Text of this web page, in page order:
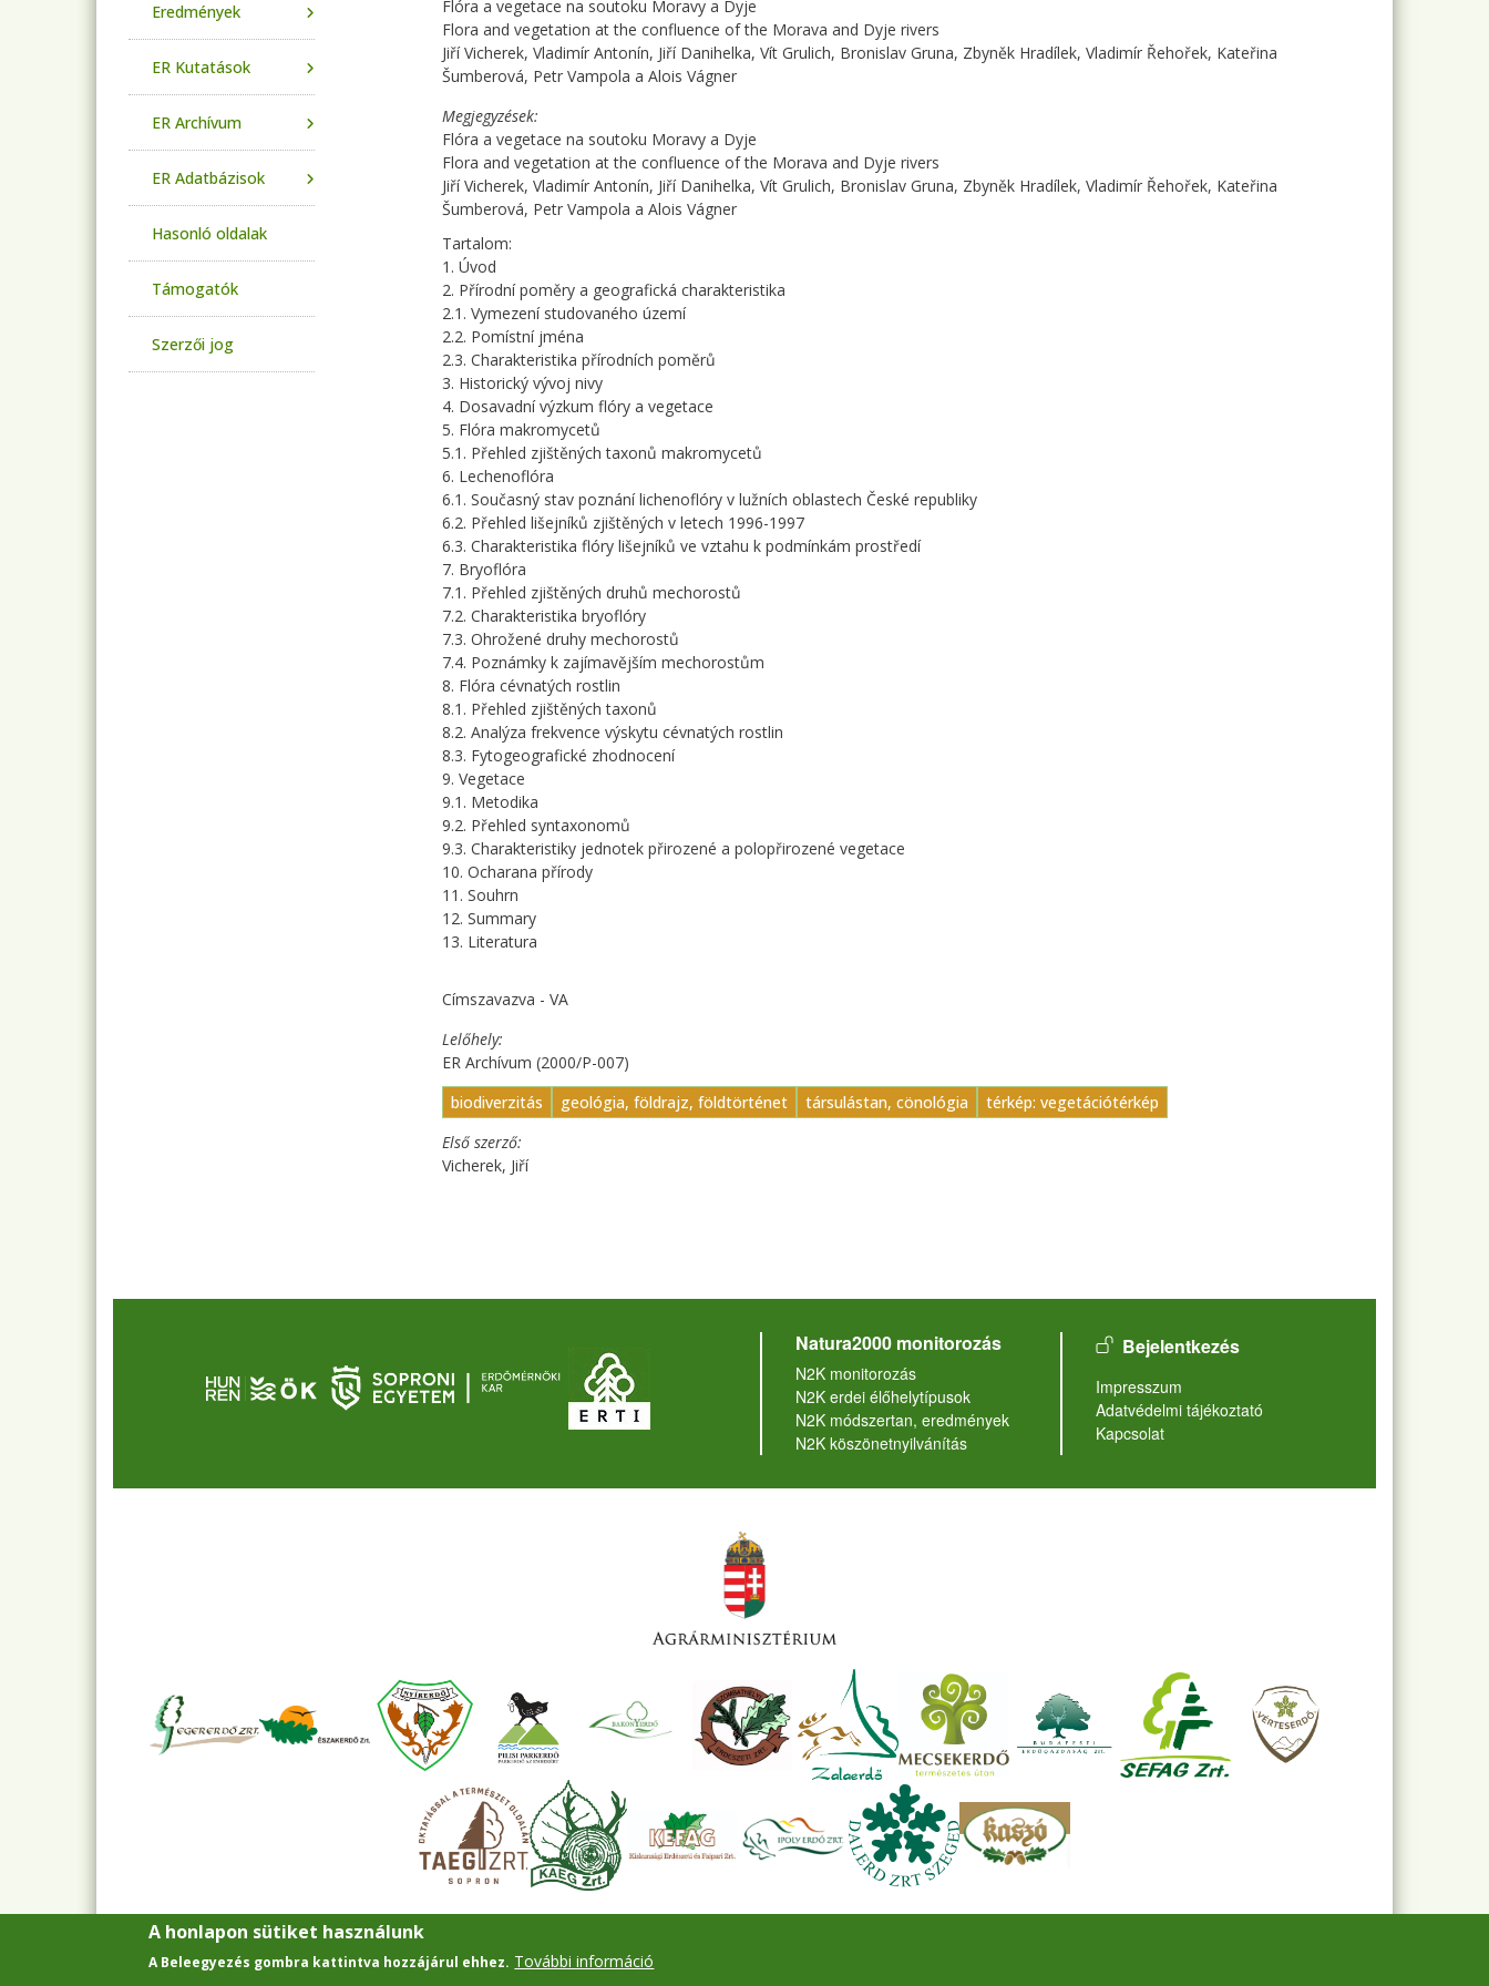
Flóra a vegetace na soutoku Moravy a Dyje
Flora and vegetation at the confluence of the Morava and Dyje rivers
Jiří Vicherek, Vladimír Antonín, Jiří Danihelka, Vít Grulich, Bronislav Gruna, Zbyněk Hradílek, Vladimír Řehořek, Kateřina
Šumberová, Petr Vampola a Alois Vágner
Megjegyzések
Flóra a vegetace na soutoku Moravy a Dyje
Flora and vegetation at the confluence of the Morava and Dyje rivers
Jiří Vicherek, Vladimír Antonín, Jiří Danihelka, Vít Grulich, Bronislav Gruna, Zbyněk Hradílek, Vladimír Řehořek, Kateřina
Šumberová, Petr Vampola a Alois Vágner
Tartalom:
1. Úvod
2. Přírodní poměry a geografická charakteristika
2.1. Vymezení studovaného území
2.2. Pomístní jména
2.3. Charakteristika přírodních poměrů
3. Historický vývoj nivy
4. Dosavadní výzkum flóry a vegetace
5. Flóra makromycetů
5.1. Přehled zjištěných taxonů makromycetů
6. Lechenoflóra
6.1. Současný stav poznání lichenoflóry v lužních oblastech České republiky
6.2. Přehled lišejníků zjištěných v letech 1996-1997
6.3. Charakteristika flóry lišejníků ve vztahu k podmínkám prostředí
7. Bryoflóra
7.1. Přehled zjištěných druhů mechorostů
7.2. Charakteristika bryoflóry
7.3. Ohrožené druhy mechorostů
7.4. Poznámky k zajímavějším mechorostům
8. Flóra cévnatých rostlin
8.1. Přehled zjištěných taxonů
8.2. Analýza frekvence výskytu cévnatých rostlin
8.3. Fytogeografické zhodnocení
9. Vegetace
9.1. Metodika
9.2. Přehled syntaxonomů
9.3. Charakteristiky jednotek přirozené a polopřirozené vegetace
10. Ocharana přírody
11. Souhrn
12. Summary
13. Literatura
Címszavazva - VA
Lelőhely
ER Archívum (2000/P-007)
biodiverzitás
geológia, földrajz, földtörténet társulástan, cönológia
térkép: vegetációtérkép
Első szerző
Vicherek, Jiří
Eredmények
ER Kutatások
ER Archívum
ER Adatbázisok
Hasonló oldalak
Támogatók
Szerzői jog
Natura2000 monitorozás
N2K monitorozás
N2K erdei élőhelytípusok
N2K módszertan, eredmények
N2K köszönetnyilvánítás
User account menu
Bejelentkezés
Lábléc
Impresszum
Adatvédelmi tájékoztató
Kapcsolat
A honlapon sütiket használunk
A Beleegyezés gombra kattintva hozzájárul ehhez. További információ